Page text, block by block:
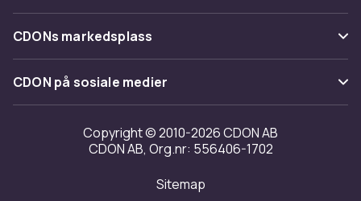
Tilbakekallinger
Varemerker
Om oss
Kundeanmeldelser
Jobbe på CDON
Investor relations
Tilgjengelighet
CDONs markedsplass
Merchant Help Center
CDON på sosiale medier
Copyright © 2010-2026 CDON AB
CDON AB, Org.nr: 556406-1702
Sitemap